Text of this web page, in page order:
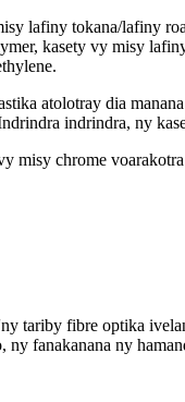
lafiny tokana/lafiny
kasety vy misy
atolotray dia
indrindra, ny
misy chrome
tariby fibre optika
ny fanakanana ny